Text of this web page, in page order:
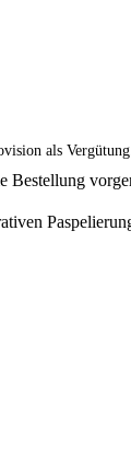
als
Bestellung